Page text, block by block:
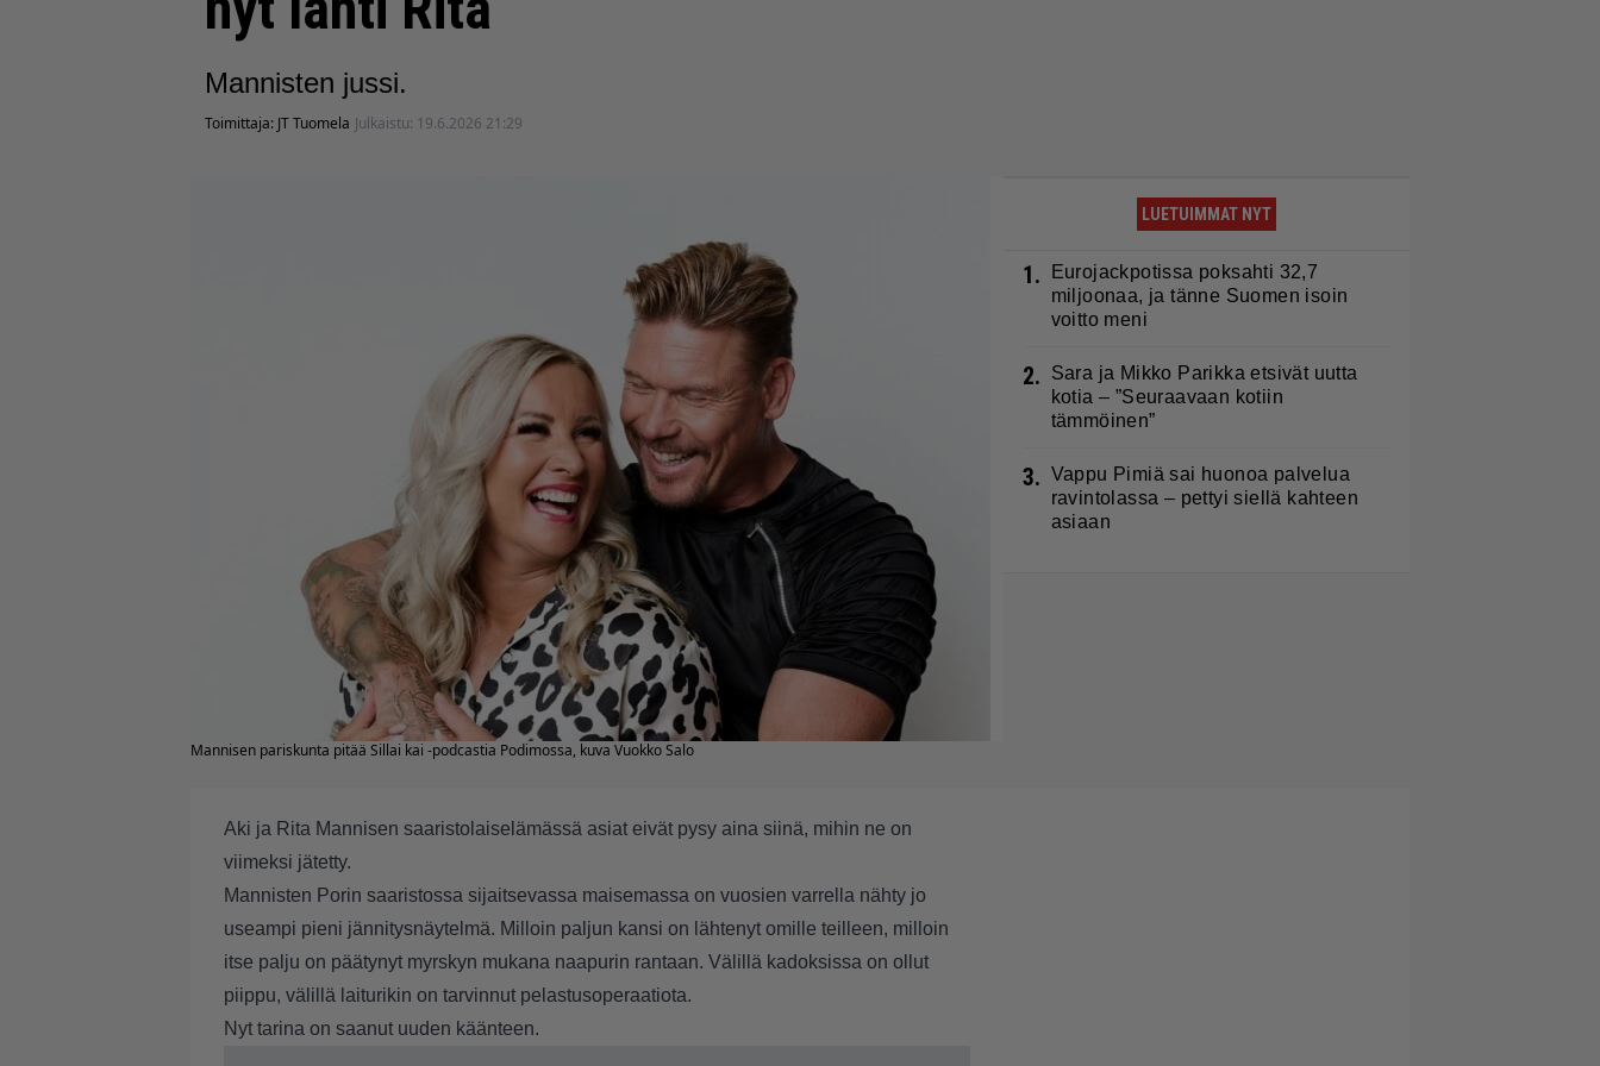
Mannisten jussi.
Toimittaja: JT Tuomela Julkaistu: 19.6.2026 21:29
Mannisen pariskunta pitää Sillai kai -podcastia Podimossa, kuva Vuokko Salo
LUETUIMMAT NYT
1.
Eurojackpotissa poksahti 32,7
miljoonaa, ja tänne Suomen isoin
voitto meni
2.
Sara ja Mikko Parikka etsivät uutta
kotia – ”Seuraavaan kotiin
tämmöinen”
3. Vappu Pimiä sai huonoa palvelua
ravintolassa – pettyi siellä kahteen
asiaan
Aki ja Rita Mannisen saaristolaiselämässä asiat eivät pysy aina siinä, mihin ne on
viimeksi jätetty.
Mannisten Porin saaristossa sijaitsevassa maisemassa on vuosien varrella nähty jo
useampi pieni jännitysnäytelmä. Milloin paljun kansi on lähtenyt omille teilleen, milloin
itse palju on päätynyt myrskyn mukana naapurin rantaan. Välillä kadoksissa on ollut
piippu, välillä laiturikin on tarvinnut pelastusoperaatiota.
Nyt tarina on saanut uuden käänteen.